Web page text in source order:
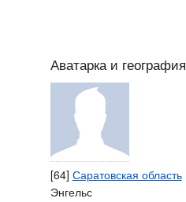
Аватарка и география
[64] Саратовская область
Энгельс